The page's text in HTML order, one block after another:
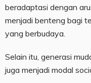
beradaptasi dengan
menjadi benteng bagi
yang berbudaya.
Selain itu, generasi
juga menjadi modal